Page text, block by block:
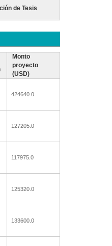
de Tesis
Monto
proyecto
(USD)
424640.0
127205.0
117975.0
125320.0
133600.0